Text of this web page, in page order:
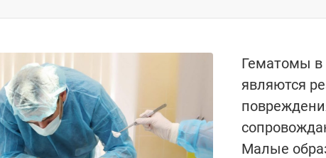
Гематомы в
являются
Малые